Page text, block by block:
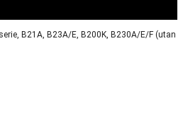
B21A, B23A/E, B200K, B230A/E/F (utan